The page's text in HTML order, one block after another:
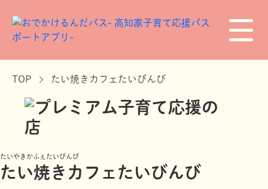
TOP たい焼きカフェたいびんび
たいやきかふぇたいびんび
たい焼きカフェたいびんび